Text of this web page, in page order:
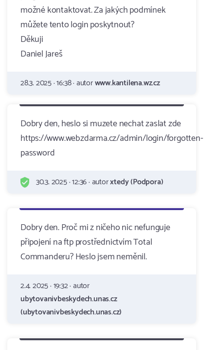
možné kontaktovat. Za jakých podmínek
můžete tento login poskytnout?
Děkuji
Daniel Jareš
28.3. 2025 · 16:38 · autorwww.kantilena.wz.cz
Dobry den, heslo si muzete nechat zaslat zde
https://www.webzdarma.cz/admin/login/forgotten-
password
30.3. 2025 · 12:36 · autorxtedy (Podpora)
Dobry den. Proč mi z ničeho nic nefunguje
připojení na ftp prostřednictvím Total
Commanderu? Heslo jsem neměnil.
2.4. 2025 · 19:32 · autor
ubytovanivbeskydech.unas.cz
(ubytovanivbeskydech.unas.cz)